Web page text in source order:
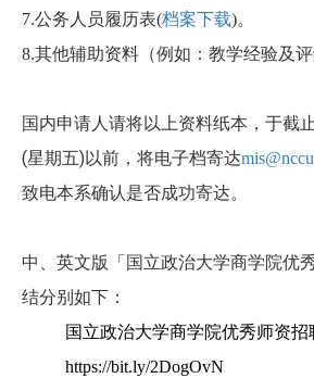
7.公务人员履历表(档案下载)。
8.其他辅助资料（例如：教学经验及评
国内申请人请将以上资料纸本，于截
(星期五)以前，将电子档寄达
致电本系确认是否成功寄达。
中、英文版「国立政治大学商学院优
结分别如下：
国立政治大学商学院优秀师资招
https://bit.ly/2DogOvN